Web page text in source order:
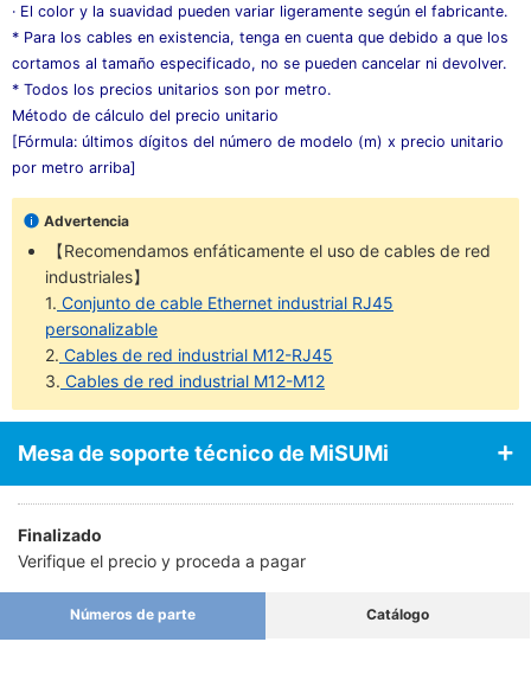
· El color y la suavidad pueden variar ligeramente según el fabricante.
* Para los cables en existencia, tenga en cuenta que debido a que los
cortamos al tamaño especificado, no se pueden cancelar ni devolver.
* Todos los precios unitarios son por metro.
Método de cálculo del precio unitario
[Fórmula: últimos dígitos del número de modelo (m) x precio unitario
por metro arriba]
Advertencia
【Recomendamos enfáticamente el uso de cables de red
industriales】
1. Conjunto de cable Ethernet industrial RJ45
personalizable
2. Cables de red industrial M12-RJ45
3. Cables de red industrial M12-M12
Mesa de soporte técnico de MiSUMi
Finalizado
Verifique el precio y proceda a pagar
Números de parte Catálogo